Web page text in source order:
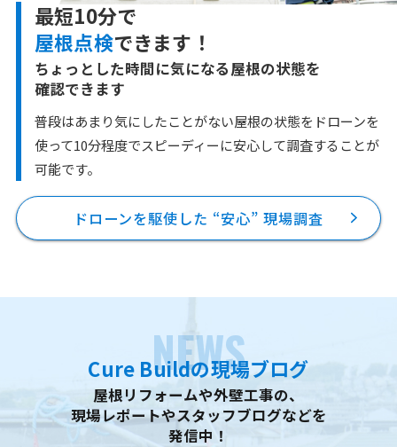
最短10分で
屋根点検できます！
ちょっとした時間に気になる屋根の状態を
確認できます
普段はあまり気にしたことがない屋根の状態をドローンを
使って10分程度でスピーディーに安心して調査することが
可能です。
ドローンを駆使した “安心” 現場調査
NEWS
Cure Buildの現場ブログ
屋根リフォームや外壁工事の、
現場レポートやスタッフブログなどを
発信中！